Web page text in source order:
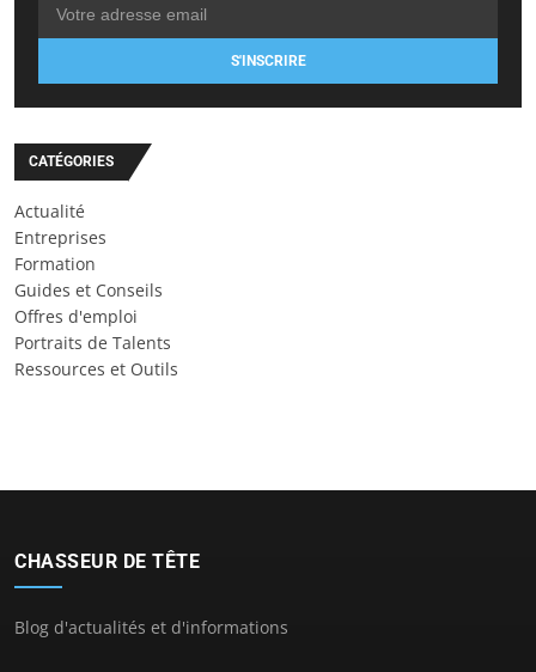
S'INSCRIRE
CATÉGORIES
Actualité
Entreprises
Formation
Guides et Conseils
Offres d'emploi
Portraits de Talents
Ressources et Outils
CHASSEUR DE TÊTE
Blog d'actualités et d'informations